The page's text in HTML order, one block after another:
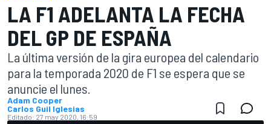
LA F1 ADELANTA LA FECHA
DEL GP DE ESPAÑA
La última versión de la gira europea del calendario
para la temporada 2020 de F1 se espera que se
anuncie el lunes.
Adam Cooper
Carlos Guil Iglesias
Editado: 27 may 2020, 16:59